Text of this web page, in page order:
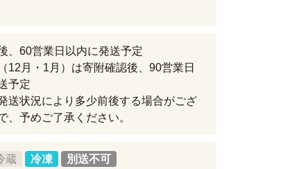
、60営業日以内に発送予定
12月・1月）は寄附確認後、90営業日
予定
送状況により多少前後する場合がござ
、予めご了承ください。
蔵 冷凍 別送不可